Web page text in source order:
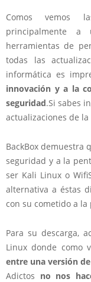
Comos vemos
principalmente
herramientas de
todas las
informática es
innovación y a la
seguridad.Si sabes
actualizaciones de
BackBox demuestra
seguridad y a la
ser Kali Linux o
alternativa a éstas
con su cometido a la
Para su descarga,
Linux donde como
entre una versión
Adictos no nos